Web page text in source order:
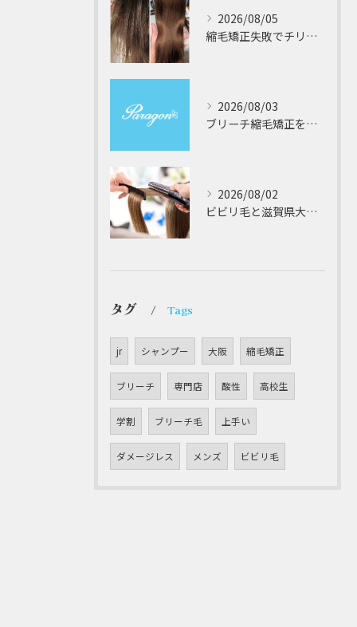
2026/08/05
縮毛矯正失敗でチリチリジリジリの髪をビビり直し専門が丁寧に修復する方法解説
2026/08/03
ブリーチ縮毛矯正を安全に受けるための大阪府対応サロン選びと髪質改善のポイント
2026/08/02
ビビリ毛と滋賀県大津市での他店縮毛矯正失敗をパラゴンヘアーが修復する徹底ガイド
タグ Tags
jr シャンプー 大阪 縮毛矯正
ブリーチ 専門店 酸性 高校生
学割 ブリーチ毛 上手い
ダメージレス メンズ ビビリ毛